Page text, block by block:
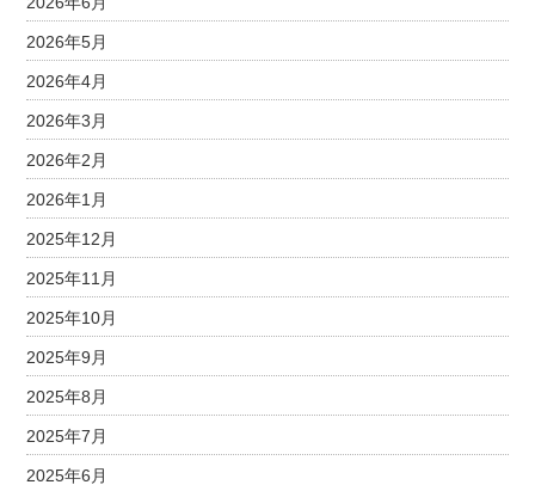
2026年5月
2026年4月
2026年3月
2026年2月
2026年1月
2025年12月
2025年11月
2025年10月
2025年9月
2025年8月
2025年7月
2025年6月